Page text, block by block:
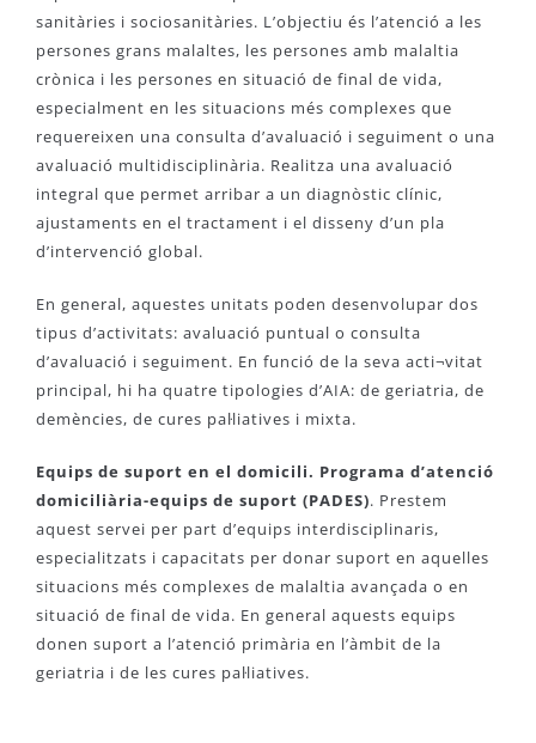
sanitàries i sociosanitàries. L’objectiu és l’atenció a les
persones grans malaltes, les persones amb malaltia
crònica i les persones en situació de final de vida,
especialment en les situacions més complexes que
requereixen una consulta d’avaluació i seguiment o una
avaluació multidisciplinària. Realitza una avaluació
integral que permet arribar a un diagnòstic clínic,
ajustaments en el tractament i el disseny d’un pla
d’intervenció global.
En general, aquestes unitats poden desenvolupar dos
tipus d’activitats: avaluació puntual o consulta
d’avaluació i seguiment. En funció de la seva acti¬vitat
principal, hi ha quatre tipologies d’AIA: de geriatria, de
demències, de cures pal·liatives i mixta.
Equips de suport en el domicili. Programa d’atenció
domiciliària-equips de suport (PADES). Prestem
aquest servei per part d’equips interdisciplinaris,
especialitzats i capacitats per donar suport en aquelles
situacions més complexes de malaltia avançada o en
situació de final de vida. En general aquests equips
donen suport a l’atenció primària en l’àmbit de la
geriatria i de les cures pal·liatives.